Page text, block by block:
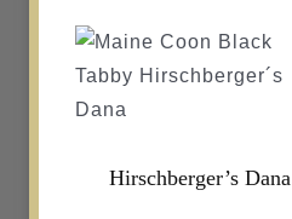
Hirschberger’s Dana